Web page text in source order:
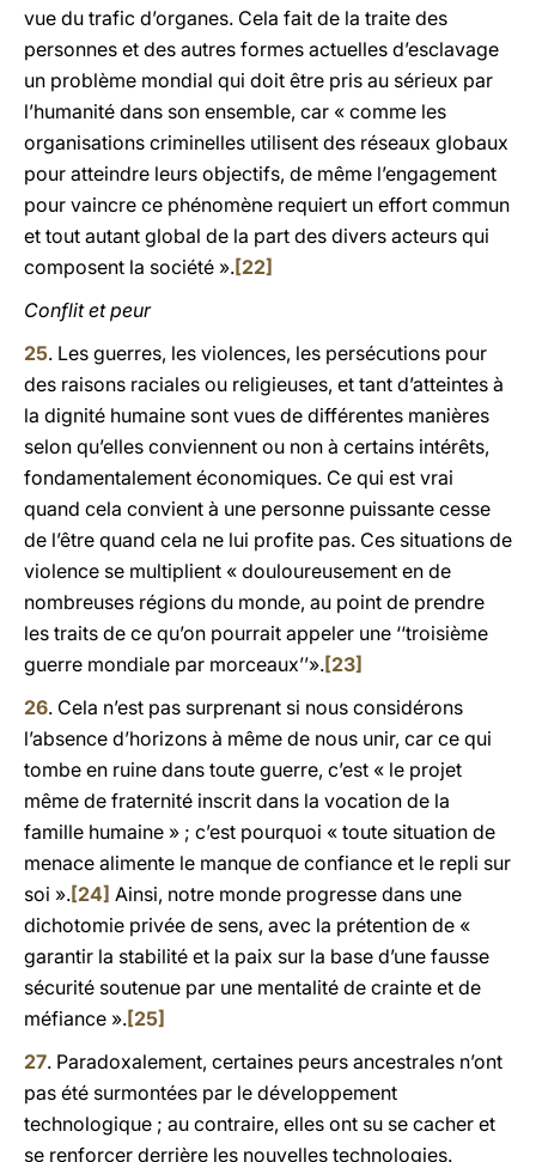
vue du trafic d’organes. Cela fait de la traite des
personnes et des autres formes actuelles d’esclavage
un problème mondial qui doit être pris au sérieux par
l’humanité dans son ensemble, car « comme les
organisations criminelles utilisent des réseaux globaux
pour atteindre leurs objectifs, de même l’engagement
pour vaincre ce phénomène requiert un effort commun
et tout autant global de la part des divers acteurs qui
composent la société ».[22]
Conflit et peur
25. Les guerres, les violences, les persécutions pour
des raisons raciales ou religieuses, et tant d’atteintes à
la dignité humaine sont vues de différentes manières
selon qu’elles conviennent ou non à certains intérêts,
fondamentalement économiques. Ce qui est vrai
quand cela convient à une personne puissante cesse
de l’être quand cela ne lui profite pas. Ces situations de
violence se multiplient « douloureusement en de
nombreuses régions du monde, au point de prendre
les traits de ce qu’on pourrait appeler une ‘‘troisième
guerre mondiale par morceaux’’».[23]
26. Cela n’est pas surprenant si nous considérons
l’absence d’horizons à même de nous unir, car ce qui
tombe en ruine dans toute guerre, c’est « le projet
même de fraternité inscrit dans la vocation de la
famille humaine » ; c’est pourquoi « toute situation de
menace alimente le manque de confiance et le repli sur
soi ».[24] Ainsi, notre monde progresse dans une
dichotomie privée de sens, avec la prétention de «
garantir la stabilité et la paix sur la base d’une fausse
sécurité soutenue par une mentalité de crainte et de
méfiance ».[25]
27. Paradoxalement, certaines peurs ancestrales n’ont
pas été surmontées par le développement
technologique ; au contraire, elles ont su se cacher et
se renforcer derrière les nouvelles technologies.